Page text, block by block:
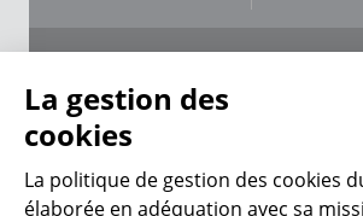
La gestion des
cookies
La politique de gestion des cookies
élaborée en adéquation avec sa